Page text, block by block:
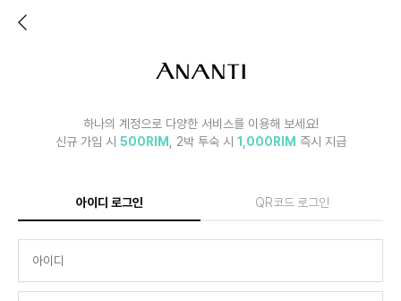
하나의 계정으로 다양한 서비스를 이용해 보세요!
신규 가입 시 500RIM , 2박 투숙 시 1,000RIM 즉시 지급
아이디 로그인 QR코드 로그인